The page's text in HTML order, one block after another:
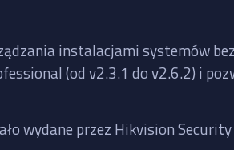
instalacjami systemów
(od v2.3.1 do v2.6.2) i
wydane przez Hikvision